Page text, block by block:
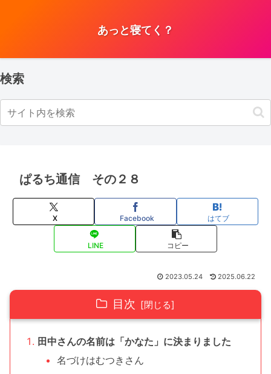
あっと寝てく？
検索
ぱるち通信 その２８
X Facebook はてブ
LINE コピー
2023.05.24 2025.06.22
目次
田中さんの名前は「かなた」に決まりました
名づけはむつきさん